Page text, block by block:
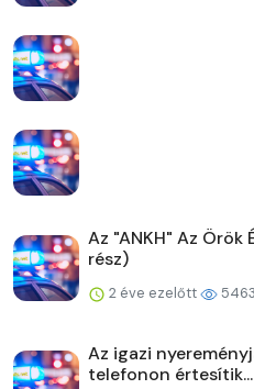
Az "ANKH" Az Örök
rész)
2 éve ezelőtt 5463
Az igazi
telefonon értesítik...